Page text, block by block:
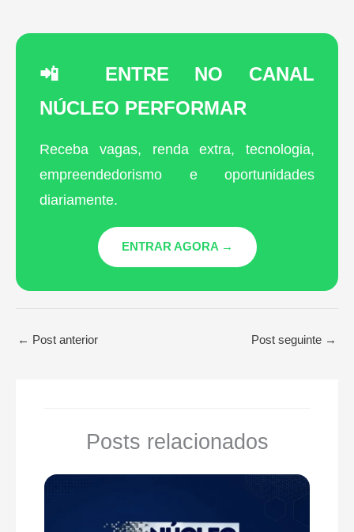
📲 ENTRE NO CANAL
NÚCLEO PERFORMAR
Receba vagas, renda extra, tecnologia,
empreendedorismo e oportunidades
diariamente.
ENTRAR AGORA →
← Post anterior Post seguinte →
Posts relacionados